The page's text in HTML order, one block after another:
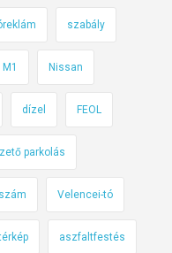
c
e
s
é
s
a
l
i
szabály
M1 Nissan
dízel FEOL
parkolás
Velencei-tó
aszfaltfestés